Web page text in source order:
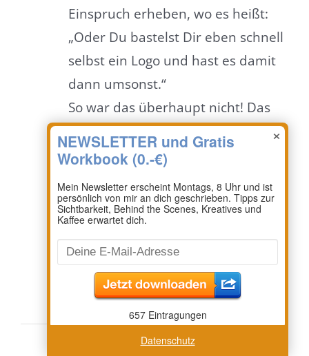
Einspruch erheben, wo es heißt:
„Oder Du bastelst Dir eben schnell
selbst ein Logo und hast es damit
dann umsonst.“
So war das überhaupt nicht! Das
Selbst-Machen war auch ein
Prozess mit Irrwegen und
Ob es jetzt besser gewesen wäre,
die Entwicklung als Auftrag
herauszugeben und in der Zeit
etwas anderes zu machen, steht
auf einem anderen Blatt…
Januar 19, 2018 um 10:37 a.m. Uhr
×
Datenschutz